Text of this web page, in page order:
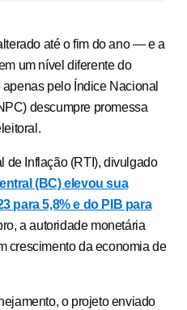
até o fim do ano — e a
um nível diferente do
pelo Índice Nacional
descumpre promessa
de Inflação (RTI), divulgado
(BC) elevou sua
para 5,8% e do PIB para
a autoridade monetária
crescimento da economia de
o projeto enviado